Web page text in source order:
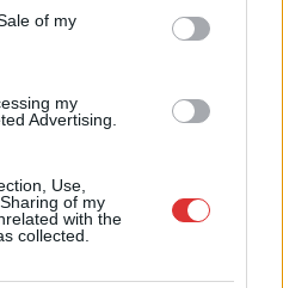
of my
my
Advertising.
Use,
of my
with the
collected.
június 26. (péntek) és június
a medencékben.
Élményfürdő
a klíma nélküli IC-
már tudjuk, hova lett a